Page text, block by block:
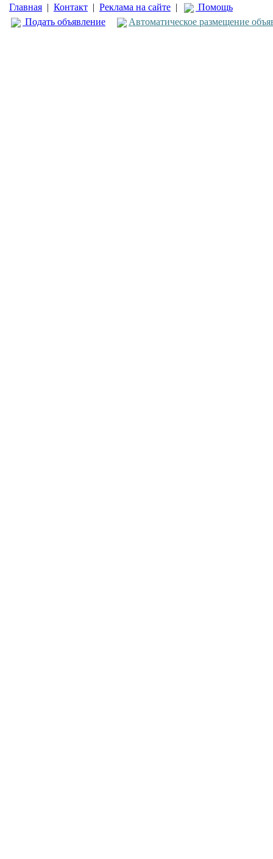
Главная | Контакт | Реклама на сайте |
Помощь
Подать объявление
Автоматическое размещение